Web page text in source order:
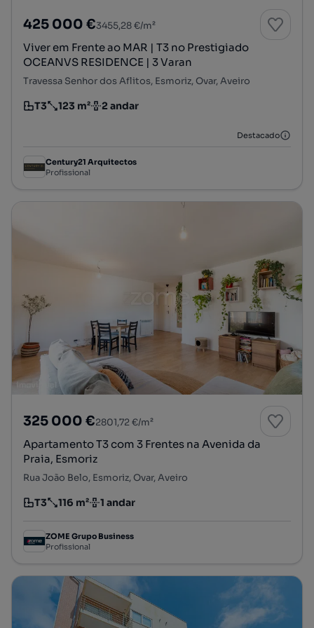
425 000 €3455,28 €/m²
Viver em Frente ao MAR | T3 no Prestigiado
OCEANVS RESIDENCE | 3 Varan
Travessa Senhor dos Aflitos, Esmoriz, Ovar, Aveiro
Tipologia
T3
Preço por metro quadrado
123 m²
Andar 2 andar
Destacado
Century21 Arquitectos
Profissional
325 000 €2801,72 €/m²
Apartamento T3 com 3 Frentes na Avenida da
Praia, Esmoriz
Rua João Belo, Esmoriz, Ovar, Aveiro
Tipologia
T3
Preço por metro quadrado
116 m²
Andar 1 andar
ZOME Grupo Business
Profissional